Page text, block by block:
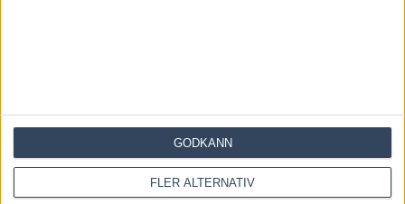
FLER ALTERNATIV
GODKÄNN